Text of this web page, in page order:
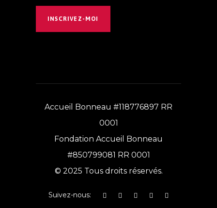
INSCRIVEZ-MOI
Accueil Bonneau #118776897 RR
0001
Fondation Accueil Bonneau
#850799081 RR 0001
© 2025 Tous droits réservés.
Suivez-nous: